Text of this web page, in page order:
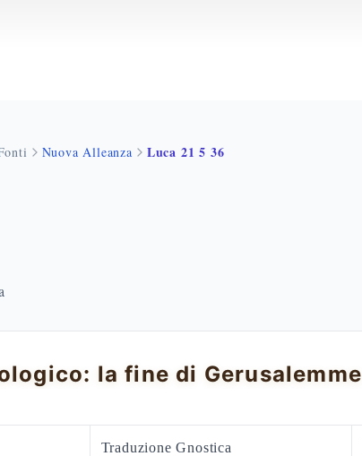
Nuova Alleanza Luca 21 5 36
Traduzione Gnostica